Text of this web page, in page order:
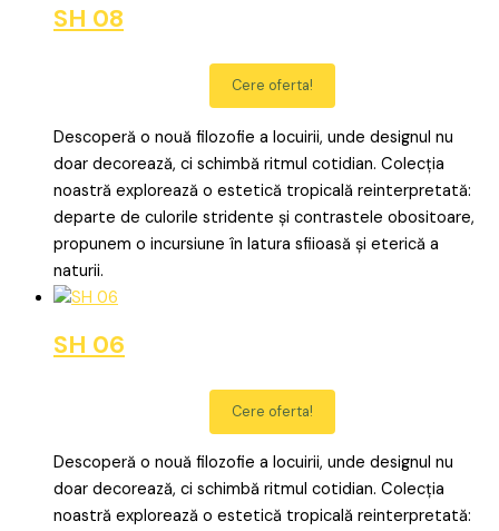
SH 08
Cere oferta!
Descoperă o nouă filozofie a locuirii, unde designul nu
doar decorează, ci schimbă ritmul cotidian. Colecția
noastră explorează o estetică tropicală reinterpretată:
departe de culorile stridente și contrastele obositoare,
propunem o incursiune în latura sfiioasă și eterică a
naturii.
SH 06
Cere oferta!
Descoperă o nouă filozofie a locuirii, unde designul nu
doar decorează, ci schimbă ritmul cotidian. Colecția
noastră explorează o estetică tropicală reinterpretată: